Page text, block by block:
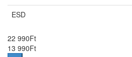
ESD
22 990Ft
13 990Ft